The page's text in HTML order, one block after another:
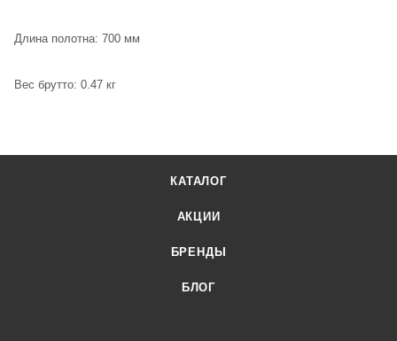
Длина полотна: 700 мм
Вес брутто: 0.47 кг
КАТАЛОГ
АКЦИИ
БРЕНДЫ
БЛОГ